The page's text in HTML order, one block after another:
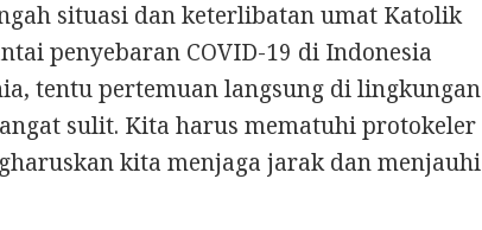
situasi dan keterlibatan umat Katolik
penyebaran COVID-19 di Indonesia
tentu pertemuan langsung di lingkungan
sulit. Kita harus mematuhi protokeler
kita menjaga jarak dan menjauhi